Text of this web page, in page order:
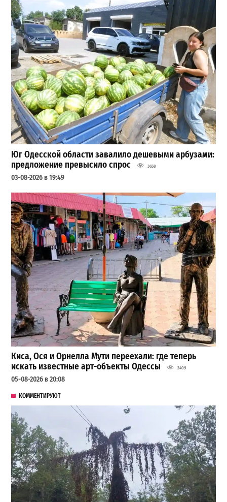
Юг Одесской области завалило дешевыми арбузами:
предложение превысило спрос
3658
03-08-2026 в 19:49
Киса, Ося и Орнелла Мути переехали: где теперь
искать известные арт-объекты Одессы
2409
05-08-2026 в 20:08
КОММЕНТИРУЮТ